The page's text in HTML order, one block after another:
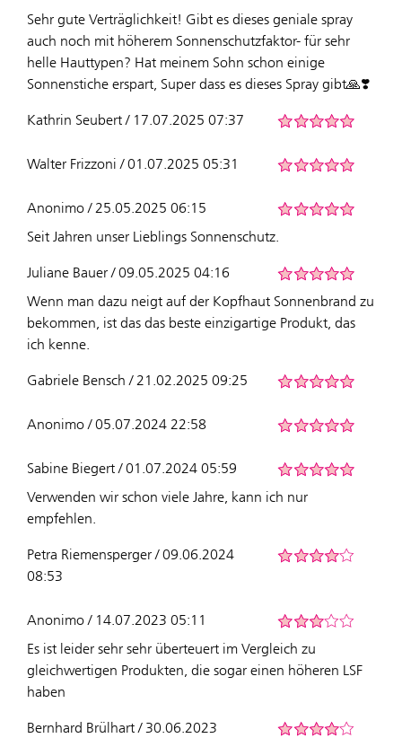
Sehr gute Verträglichkeit! Gibt es dieses geniale spray
auch noch mit höherem Sonnenschutzfaktor- für sehr
helle Hauttypen? Hat meinem Sohn schon einige
Sonnenstiche erspart, Super dass es dieses Spray gibt🙏❣️
Kathrin Seubert / 17.07.2025 07:37
Walter Frizzoni / 01.07.2025 05:31
Anonimo / 25.05.2025 06:15
Seit Jahren unser Lieblings Sonnenschutz.
Juliane Bauer / 09.05.2025 04:16
Wenn man dazu neigt auf der Kopfhaut Sonnenbrand zu
bekommen, ist das das beste einzigartige Produkt, das
ich kenne.
Gabriele Bensch / 21.02.2025 09:25
Anonimo / 05.07.2024 22:58
Sabine Biegert / 01.07.2024 05:59
Verwenden wir schon viele Jahre, kann ich nur
empfehlen.
Petra Riemensperger / 09.06.2024
08:53
Anonimo / 14.07.2023 05:11
Es ist leider sehr sehr überteuert im Vergleich zu
gleichwertigen Produkten, die sogar einen höheren LSF
haben
Bernhard Brülhart / 30.06.2023